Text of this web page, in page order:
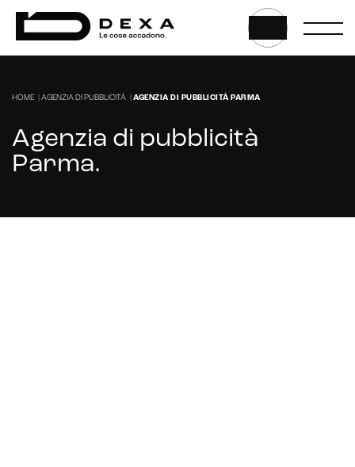
E-commerce store
Marketplace for selling
Marketplace integration
HOME AGENZIA DI PUBBLICITÀ AGENZIA DI PUBBLICITÀ PARMA
Agenzia di pubblicità
Parma.